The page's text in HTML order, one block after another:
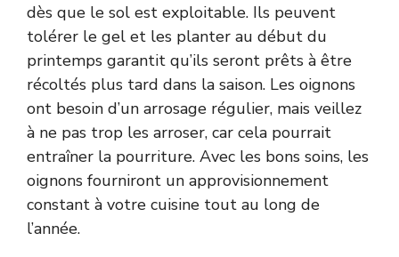
dès que le sol est exploitable. Ils peuvent
tolérer le gel et les planter au début du
printemps garantit qu’ils seront prêts à être
récoltés plus tard dans la saison. Les oignons
ont besoin d’un arrosage régulier, mais veillez
à ne pas trop les arroser, car cela pourrait
entraîner la pourriture. Avec les bons soins, les
oignons fourniront un approvisionnement
constant à votre cuisine tout au long de
l’année.